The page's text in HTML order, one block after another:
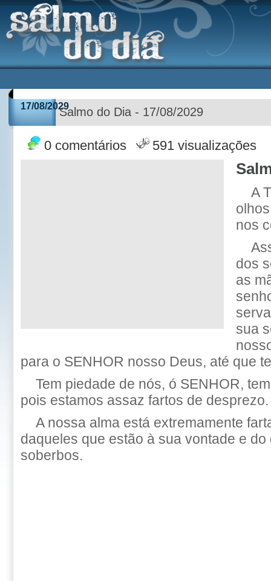
17/08/2029Salmo do Dia - 17/08/2029
0 comentários 591 visualizações
A
nos
dos
as
sua
para o SENHOR nosso Deus, até que
Tem piedade de nós, ó SENHOR,
pois estamos assaz fartos de desprezo.
A nossa alma está extremamente
daqueles que estão à sua vontade e
soberbos.